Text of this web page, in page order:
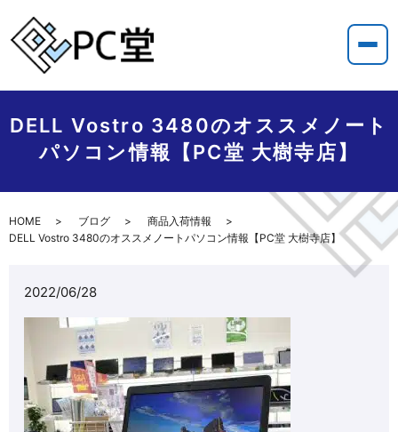
DELL Vostro 3480のオススメノート
パソコン情報【PC堂 大樹寺店】
HOME ブログ
商品入荷情報
DELL Vostro 3480のオススメノートパソコン情報【PC堂 大樹寺店】
2022/06/28